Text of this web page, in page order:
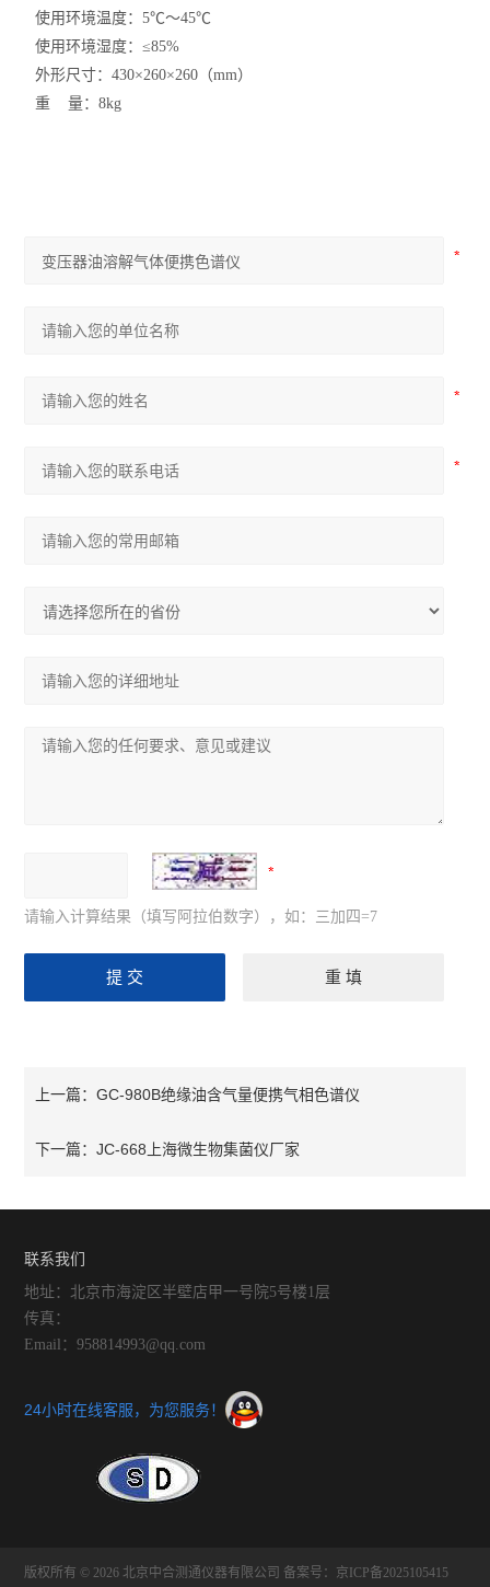
使用环境温度：5℃～45℃
使用环境湿度：≤85%
外形尺寸：430×260×260 （mm）
重
量：8kg
请输入计算结果（填写阿拉伯数字），如：三加四=7
上一篇：GC-980B绝缘油含气量便携气相色谱仪
下一篇：JC-668上海微生物集菌仪厂家
联系我们
地址：北京市海淀区半壁店甲一号院5号楼1层
传真：
Email：958814993@qq.com
24小时在线客服，为您服务！
版权所有 © 2026 北京中合测通仪器有限公司 备案号：京ICP备2025105415